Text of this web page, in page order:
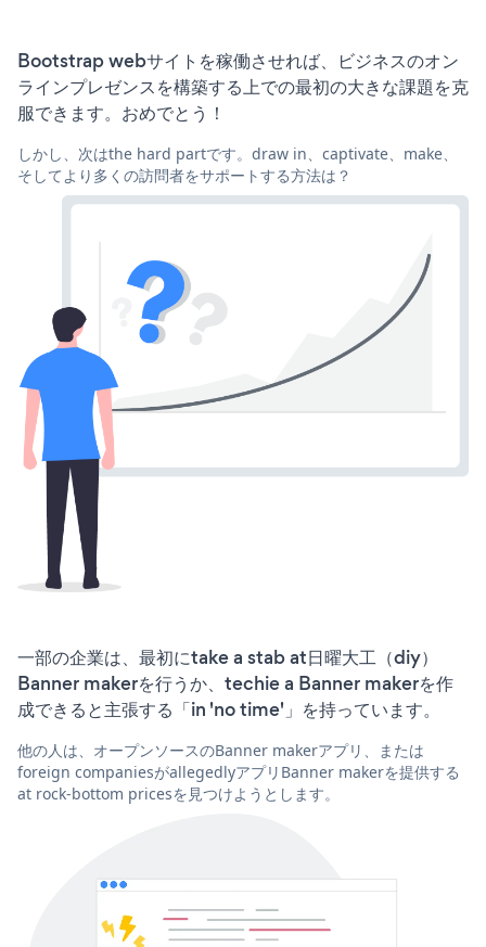
Bootstrap webサイトを稼働させれば、ビジネスのオン
ラインプレゼンスを構築する上での最初の大きな課題を克
服できます。おめでとう！
しかし、次はthe hard partです。draw in、captivate、make、
そしてより多くの訪問者をサポートする方法は？
一部の企業は、最初にtake a stab at日曜大工（diy）
Banner makerを行うか、techie a Banner makerを作
成できると主張する「in 'no time'」を持っています。
他の人は、オープンソースのBanner makerアプリ、または
foreign companiesがallegedlyアプリBanner makerを提供する
at rock-bottom pricesを見つけようとします。